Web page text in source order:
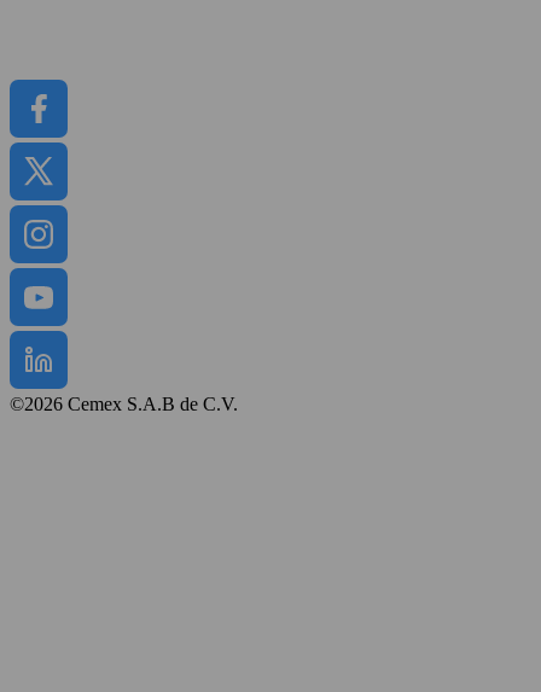
©2026 Cemex S.A.B de C.V.